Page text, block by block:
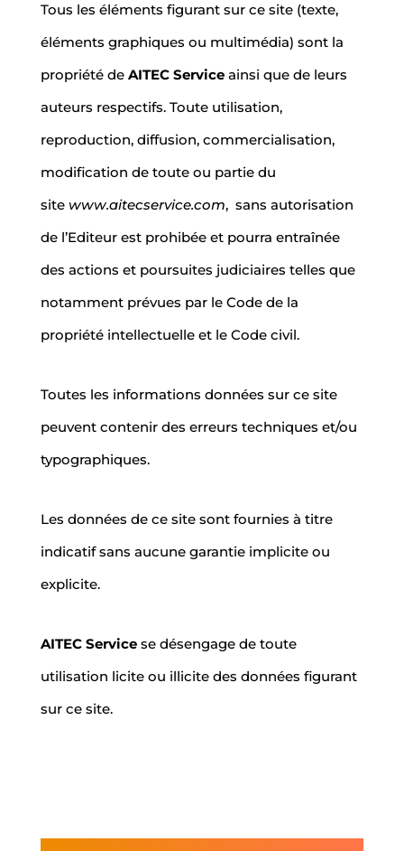
Tous les éléments figurant sur ce site (texte,
éléments graphiques ou multimédia) sont la
propriété de AITEC Serviceainsi que de leurs
auteurs respectifs. Toute utilisation,
reproduction, diffusion, commercialisation,
modification de toute ou partie du
site www.aitecservice.com, sans autorisation
de l’Editeur est prohibée et pourra entraînée
des actions et poursuites judiciaires telles que
notamment prévues par le Code de la
propriété intellectuelle et le Code civil.
Toutes les informations données sur ce site
peuvent contenir des erreurs techniques et/ou
typographiques.
Les données de ce site sont fournies à titre
indicatif sans aucune garantie implicite ou
explicite.
AITEC Servicese désengage de toute
utilisation licite ou illicite des données figurant
sur ce site.